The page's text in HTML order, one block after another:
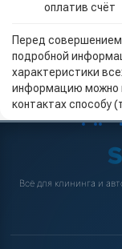
оплатив счёт
Перед совершением
подробной
характеристики
информацию можно
контактах способу
Всё для клининга и